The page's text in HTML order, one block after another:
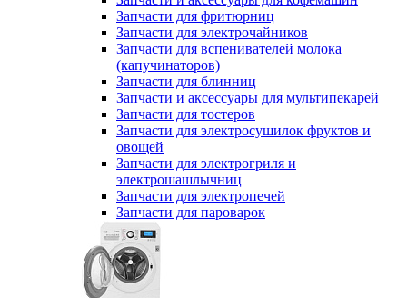
Запчасти для фритюрниц
Запчасти для электрочайников
Запчасти для вспенивателей молока
(капучинаторов)
Запчасти для блинниц
Запчасти и аксессуары для мультипекарей
Запчасти для тостеров
Запчасти для электросушилок фруктов и
овощей
Запчасти для электрогриля и
электрошашлычниц
Запчасти для электропечей
Запчасти для пароварок